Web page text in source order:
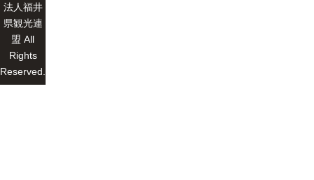
法人福井
県観光連
盟 All
Rights
Reserved.